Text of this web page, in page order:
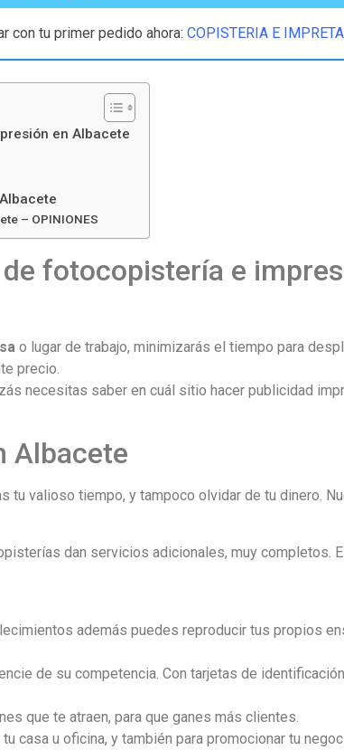
con tu primer pedido ahora: COPISTERIA E
en Albacete
– OPINIONES
fotocopistería e
o lugar de trabajo, minimizarás el tiempo para
precio.
necesitas saber en cuál sitio hacer publicidad
Albacete
tu valioso tiempo, y tampoco olvidar de tu dinero.
dan servicios adicionales, muy completos.
además puedes reproducir tus propios
de su competencia. Con tarjetas de
que te atraen, para que ganes más clientes.
casa u oficina, y también para promocionar tu